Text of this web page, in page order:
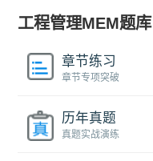
工程管理MEM题库
章节练习
章节专项突破
历年真题
真题实战演练